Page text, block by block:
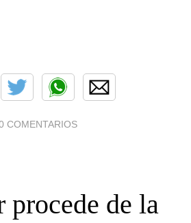
COMENTARIOS
procede de la